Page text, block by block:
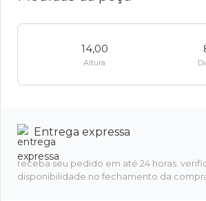
14,00
Altura
Entrega expressa
receba seu pedido em até 24 horas.
disponibilidade no fechamento da